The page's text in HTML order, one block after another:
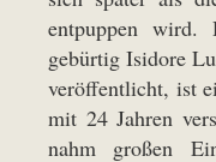
entpuppen wird.
gebürtig Isidore
veröffentlicht, ist
mit 24 Jahren
nahm großen